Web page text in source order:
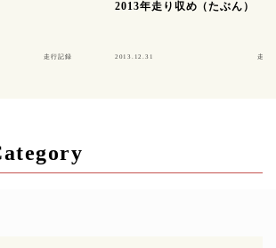
走行記録
2013年走り収め（たぶん）
2013.12.31 走行